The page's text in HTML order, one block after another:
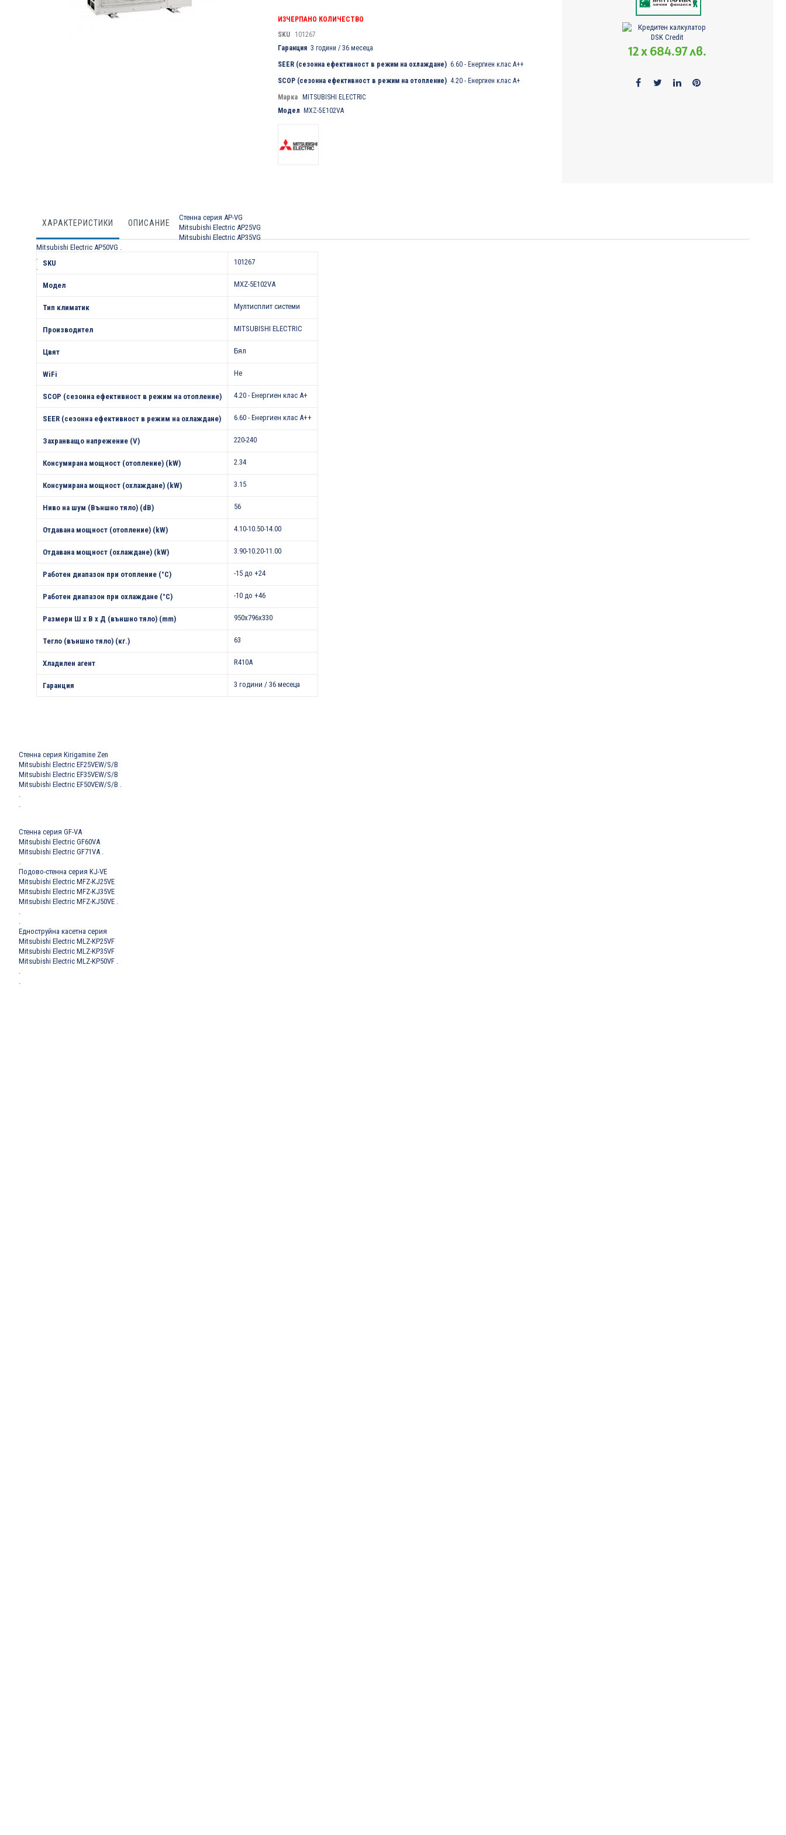
ИЗЧЕРПАНО КОЛИЧЕСТВО
SKU
101267
Гаранция 3 години / 36 месеца
SEER (сезонна ефективност в режим на охлаждане) 6.60 - Енергиен клас А++
SCOP (сезонна ефективност в режим на отопление) 4.20 - Енергиен клас А+
Марка MITSUBISHI ELECTRIC
Модел MXZ-5E102VA
12 x 684.97 лв.
ХАРАКТЕРИСТИКИ ОПИСАНИЕ
SKU
101267
Модел MXZ-5E102VA
Тип климатик Мултисплит системи
Производител MITSUBISHI ELECTRIC
Цвят Бял
WiFi Не
SCOP (сезонна ефективност в режим на отопление) 4.20 - Енергиен клас А+
SEER (сезонна ефективност в режим на охлаждане) 6.60 - Енергиен клас А++
Захранващо напрежение (V) 220-240
Консумирана мощност (отопление) (kW) 2.34
Консумирана мощност (охлаждане) (kW) 3.15
Ниво на шум (Външно тяло) (dB) 56
Отдавана мощност (отопление) (kW) 4.10-10.50-14.00
Отдавана мощност (охлаждане) (kW) 3.90-10.20-11.00
Работен диапазон при отопление (°С) -15 до +24
Работен диапазон при охлаждане (°С) -10 до +46
Размери Ш х В х Д (външно тяло) (mm) 950x796x330
Тегло (външно тяло) (кг.) 63
Хладилен агент R410A
Гаранция 3 години / 36 месеца
Стенна серия AP-VG
Mitsubishi Electric AP25VG
Mitsubishi Electric AP35VG
Mitsubishi Electric AP50VG
Стенна серия Kirigamine Zen
Mitsubishi Electric EF25VEW/S/B
Mitsubishi Electric EF35VEW/S/B
Mitsubishi Electric EF50VEW/S/B
Стенна серия GF-VA
Mitsubishi Electric GF60VA
Mitsubishi Electric GF71VA
Подово-стенна серия KJ-VE
Mitsubishi Electric MFZ-KJ25VE
Mitsubishi Electric MFZ-KJ35VE
Mitsubishi Electric MFZ-KJ50VE
Едноструйна касетна серия
Mitsubishi Electric MLZ-KP25VF
Mitsubishi Electric MLZ-KP35VF
Mitsubishi Electric MLZ-KP50VF